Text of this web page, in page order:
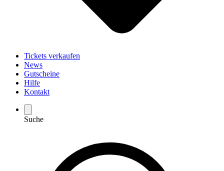
Tickets verkaufen
News
Gutscheine
Hilfe
Kontakt
Suche